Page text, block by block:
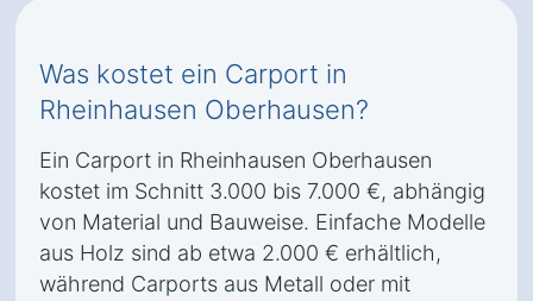
Was kostet ein Carport in
Rheinhausen Oberhausen?
Ein Carport in Rheinhausen Oberhausen
kostet im Schnitt 3.000 bis 7.000 €, abhängig
von Material und Bauweise. Einfache Modelle
aus Holz sind ab etwa 2.000 € erhältlich,
während Carports aus Metall oder mit